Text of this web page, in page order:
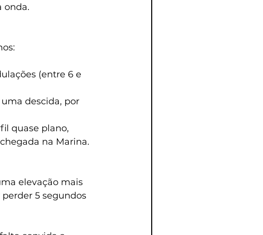
onda.
(entre 6 e
descida, por
quase plano,
na Marina.
elevação mais
5 segundos